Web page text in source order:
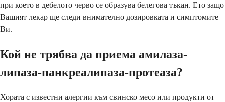
при което в дебелото черво се образува белегова тъкан. Ето защо
Вашият лекар ще следи внимателно дозировката и симптомите
Ви.
Кой не трябва да приема амилаза-
липаза-панкреалипаза-протеаза?
Хората с известни алергии към свинско месо или продукти от